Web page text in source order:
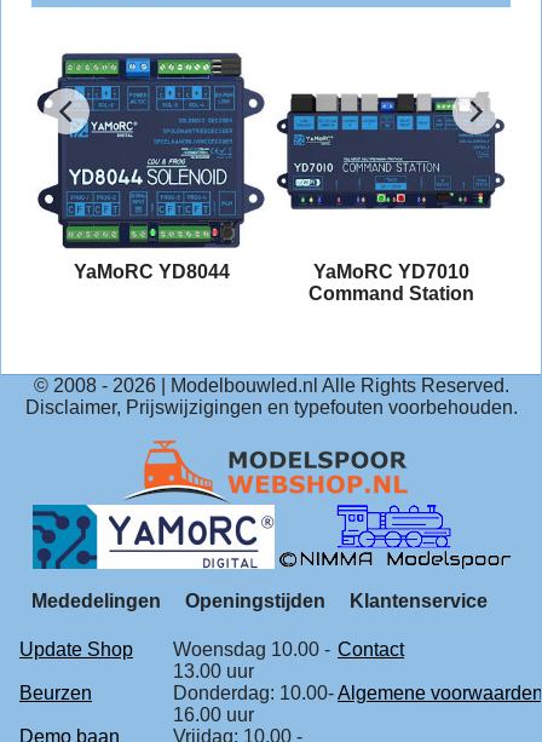
YaMoRC YD8044
YaMoRC YD7010
Command Station
© 2008 - 2026| Modelbouwled.nl Alle Rights Reserved.
Disclaimer, Prijswijzigingen en typefouten voorbehouden.
Mededelingen Openingstijden Klantenservice
Update Shop
Woensdag 10.00 -
13.00 uur
Contact
Beurzen
Donderdag: 10.00-
16.00 uur
Algemene voorwaarden
Demo baan Vrijdag: 10.00 -